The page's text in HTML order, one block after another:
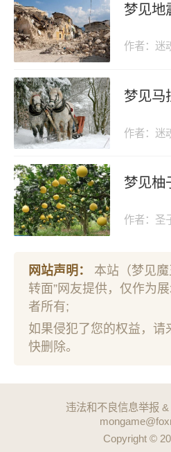
梦见地
作者：迷
梦见马
作者：迷
梦见柚
作者：圣
网站声明：
本站（梦见
转面”网友提供，仅作为
者所有;
如果侵犯了您的权益，请
快删除。
违法和不良信息举报
Copyright ©